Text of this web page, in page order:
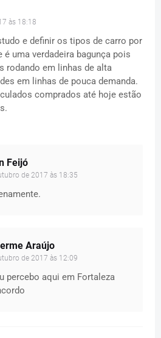
às 18:18
e definir os tipos de carro por
é uma verdadeira bagunça pois
rodando em linhas de alta
em linhas de pouca demanda.
comprados até hoje estão
Feijó
de 2017 às 18:35
Araújo
de 2017 às 12:09
percebo aqui em Fortaleza